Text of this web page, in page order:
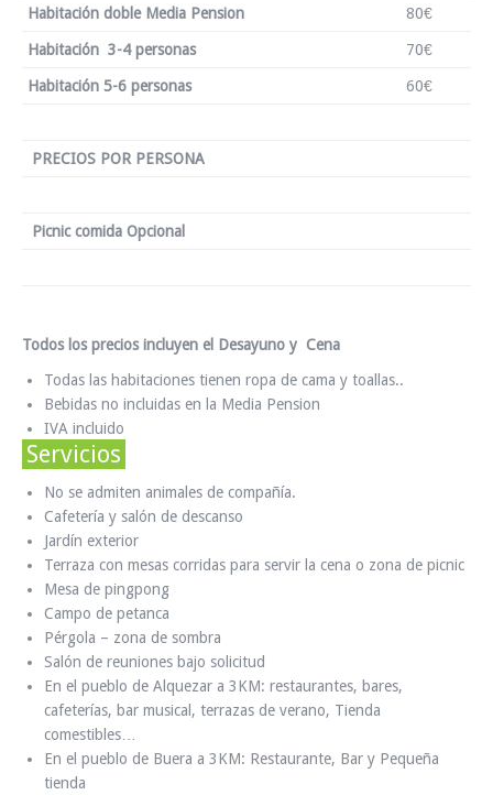
Habitación doble Media Pension 80€
Habitación 3-4 personas 70€
Habitación 5-6 personas 60€
PRECIOS POR PERSONA
Picnic comida Opcional
Todos los precios incluyen el Desayuno y Cena
Todas las habitaciones tienen ropa de cama y toallas..
Bebidas no incluidas en la Media Pension
IVA incluido
Servicios
No se admiten animales de compañía.
Cafetería y salón de descanso
Jardín exterior
Terraza con mesas corridas para servir la cena o zona de picnic
Mesa de pingpong
Campo de petanca
Pérgola – zona de sombra
Salón de reuniones bajo solicitud
En el pueblo de Alquezar a 3KM: restaurantes, bares,
cafeterías, bar musical, terrazas de verano, Tienda
comestibles…
En el pueblo de Buera a 3KM: Restaurante, Bar y Pequeña
tienda